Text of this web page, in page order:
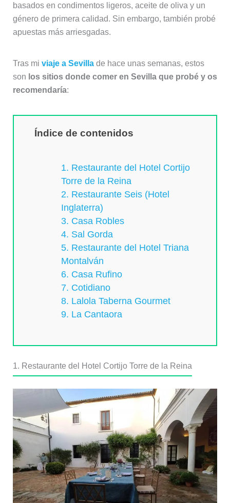
basados en condimentos ligeros, aceite de oliva y un
género de primera calidad. Sin embargo, también probé
apuestas más arriesgadas.
Tras mi viaje a Sevillade hace unas semanas, estos
son los sitios donde comer en Sevilla que probé y os
recomendaría:
Índice de contenidos
1. Restaurante del Hotel Cortijo
Torre de la Reina
2. Restaurante Seis (Hotel
Inglaterra)
3. Casa Robles
4. Sal Gorda
5. Restaurante del Hotel Triana
Montalván
6. Casa Rufino
7. Cotidiano
8. Lalola Taberna Gourmet
9. La Cantaora
1. Restaurante del Hotel Cortijo Torre de la Reina